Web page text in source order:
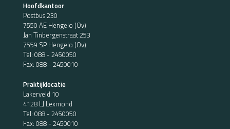
Hoofdkantoor
Postbus 230
7550 AE Hengelo (Ov)
Jan Tinbergenstraat 253
7559 SP Hengelo (Ov)
Tel: 088 - 2450050
Fax: 088 - 2450010
Praktijklocatie
Lakerveld 10
4128 LJ Lexmond
Tel: 088 - 2450050
Fax: 088 - 2450010